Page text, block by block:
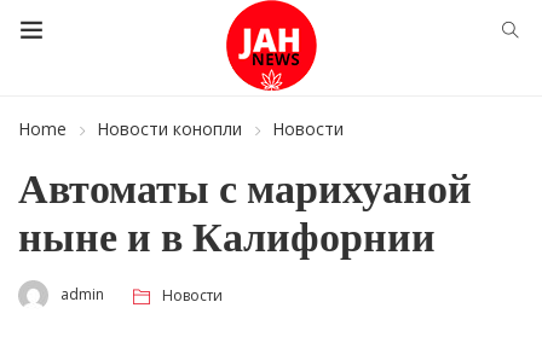
Home Новости конопли Новости
Автоматы с марихуаной
ныне и в Калифорнии
admin Новости